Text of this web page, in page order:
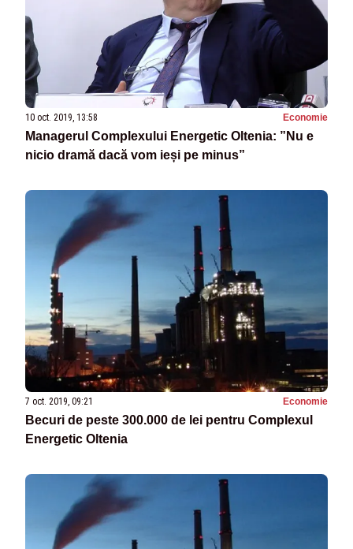
10 oct. 2019, 13:58 Economie
Managerul Complexului Energetic Oltenia: ”Nu e
nicio dramă dacă vom ieși pe minus”
7 oct. 2019, 09:21 Economie
Becuri de peste 300.000 de lei pentru Complexul
Energetic Oltenia